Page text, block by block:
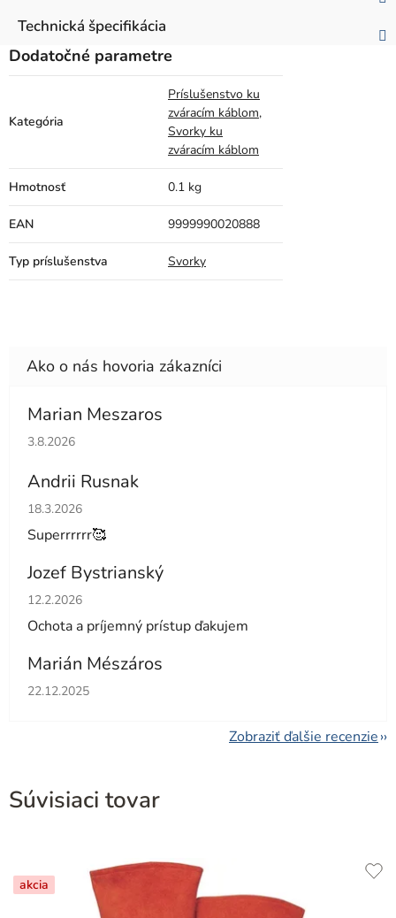
Technická špecifikácia
Dodatočné parametre
Kategória
Príslušenstvo ku
zváracím káblom,
Svorky ku
zváracím káblom
Hmotnosť 0.1 kg
EAN 9999990020888
Typ príslušenstva Svorky
Marian Meszaros
Hodnotenie obchodu je 5 z 5 hviezdičiek.
3.8.2026
Andrii Rusnak
Hodnotenie obchodu je 5 z 5 hviezdičiek.
18.3.2026
Superrrrrr🥰
Jozef Bystrianský
Hodnotenie obchodu je 5 z 5 hviezdičiek.
12.2.2026
Ochota a príjemný prístup ďakujem
Marián Mészáros
Hodnotenie obchodu je 5 z 5 hviezdičiek.
22.12.2025
Zobraziť ďalšie recenzie
Súvisiaci tovar
akcia